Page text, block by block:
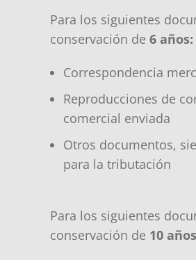
Para los siguientes
conservación de 6 años:
Correspondencia
Reproducciones de
comercial enviada
Otros documentos,
para la tributación
Para los siguientes
conservación de 10